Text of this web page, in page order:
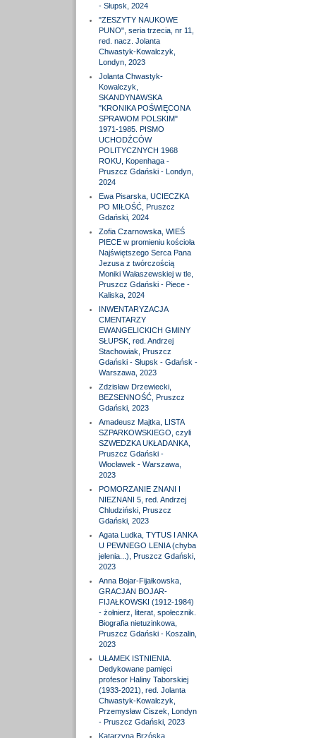
- Słupsk, 2024
"ZESZYTY NAUKOWE
PUNO", seria trzecia, nr 11,
red. nacz. Jolanta
Chwastyk-Kowalczyk,
Londyn, 2023
Jolanta Chwastyk-
Kowalczyk,
SKANDYNAWSKA
"KRONIKA POŚWIĘCONA
SPRAWOM POLSKIM"
1971-1985. PISMO
UCHODŹCÓW
POLITYCZNYCH 1968
ROKU, Kopenhaga -
Pruszcz Gdański - Londyn,
2024
Ewa Pisarska, UCIECZKA
PO MIŁOŚĆ, Pruszcz
Gdański, 2024
Zofia Czarnowska, WIEŚ
PIECE w promieniu kościoła
Najświętszego Serca Pana
Jezusa z twórczością
Moniki Wałaszewskiej w tle,
Pruszcz Gdański - Piece -
Kaliska, 2024
INWENTARYZACJA
CMENTARZY
EWANGELICKICH GMINY
SŁUPSK, red. Andrzej
Stachowiak, Pruszcz
Gdański - Słupsk - Gdańsk -
Warszawa, 2023
Zdzisław Drzewiecki,
BEZSENNOŚĆ, Pruszcz
Gdański, 2023
Amadeusz Majtka, LISTA
SZPARKOWSKIEGO, czyli
SZWEDZKA UKŁADANKA,
Pruszcz Gdański -
Włocławek - Warszawa,
2023
POMORZANIE ZNANI I
NIEZNANI 5, red. Andrzej
Chludziński, Pruszcz
Gdański, 2023
Agata Ludka, TYTUS I ANKA
U PEWNEGO LENIA (chyba
jelenia...), Pruszcz Gdański,
2023
Anna Bojar-Fijałkowska,
GRACJAN BOJAR-
FIJAŁKOWSKI (1912-1984)
- żołnierz, literat, społecznik.
Biografia nietuzinkowa,
Pruszcz Gdański - Koszalin,
2023
UŁAMEK ISTNIENIA.
Dedykowane pamięci
profesor Haliny Taborskiej
(1933-2021), red. Jolanta
Chwastyk-Kowalczyk,
Przemysław Ciszek, Londyn
- Pruszcz Gdański, 2023
Katarzyna Brzóska,